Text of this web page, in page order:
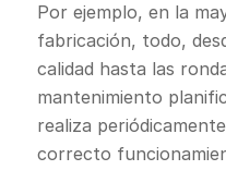
Por ejemplo, en la
fabricación, todo,
calidad hasta las
mantenimiento
realiza
correcto